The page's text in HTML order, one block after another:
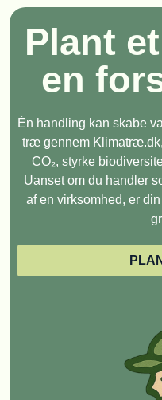
Plant
en
Én handling kan skabe
træ gennem
CO₂, styrke
Uanset om du handler
af en virksomhed, er